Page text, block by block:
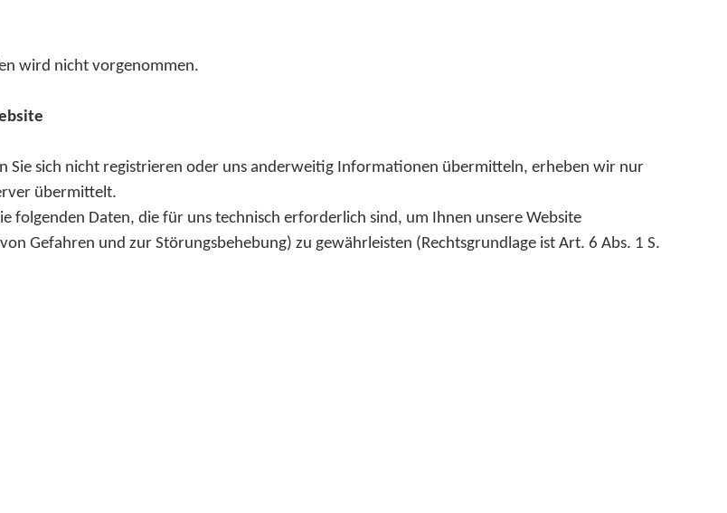
wird nicht vorgenommen.
Sie sich nicht registrieren oder uns anderweitig Informationen übermitteln, erheben wir nur
übermittelt.
folgenden Daten, die für uns technisch erforderlich sind, um Ihnen unsere Website
Gefahren und zur Störungsbehebung) zu gewährleisten (Rechtsgrundlage ist Art. 6 Abs. 1 S.